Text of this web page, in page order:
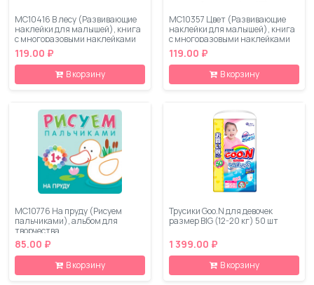
МС10416 В лесу (Развивающие
наклейки для малышей), книга
с многоразовыми наклейками
119.00 ₽
В корзину
МС10357 Цвет (Развивающие
наклейки для малышей), книга
с многоразовыми наклейками
119.00 ₽
В корзину
МС10776 На пруду (Рисуем
пальчиками), альбом для
творчества
85.00 ₽
В корзину
Трусики Goo.N для девочек
размер BIG (12-20 кг) 50 шт
1 399.00 ₽
В корзину